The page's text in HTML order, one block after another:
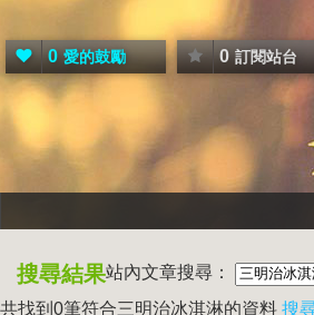
0 愛的鼓勵 0 訂閱站台
搜尋結果站內文章搜尋：
共找到0筆符合三明治冰淇淋的資料 搜